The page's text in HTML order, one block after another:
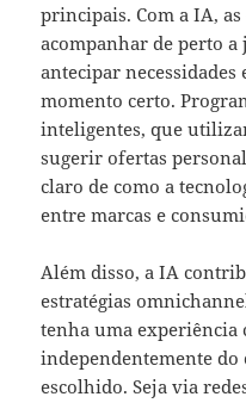
principais. Com a IA,
acompanhar de perto
antecipar
momento certo.
inteligentes, que
sugerir ofertas
claro de como a
entre marcas e
Além disso, a IA
estratégias
tenha uma experiência
independentemente do
escolhido. Seja via